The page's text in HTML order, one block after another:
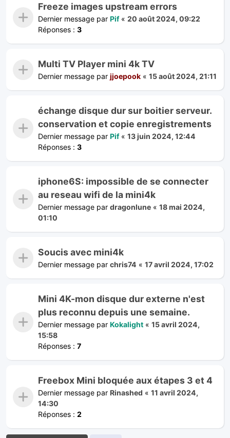
Freeze images upstream errors
Dernier message par Pif« 20 août 2024, 09:22
Réponses : 3
Multi TV Player mini 4k TV
Dernier message par jjoepook « 15 août 2024, 21:11
échange disque dur sur boitier serveur.
conservation et copie enregistrements
Dernier message par Pif« 13 juin 2024, 12:44
Réponses : 3
iphone6S: impossible de se connecter
au reseau wifi de la mini4k
Dernier message par dragonlune « 18 mai 2024,
01:10
Soucis avec mini4k
Dernier message par chris74 « 17 avril 2024, 17:02
Mini 4K-mon disque dur externe n'est
plus reconnu depuis une semaine.
Dernier message par Kokalight « 15 avril 2024,
15:58
Réponses : 7
Freebox Mini bloquée aux étapes 3 et 4
Dernier message par Rinashed « 11 avril 2024,
14:30
Réponses : 2